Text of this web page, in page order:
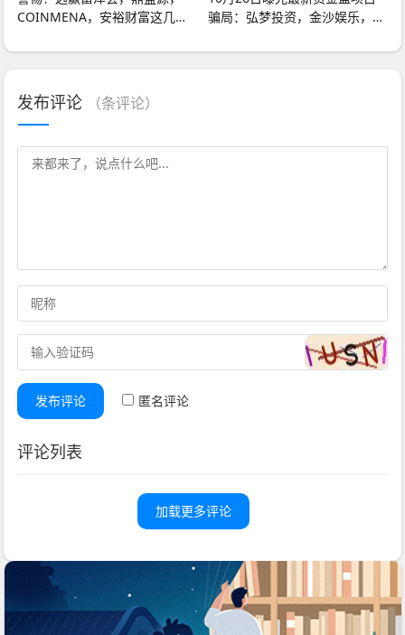
COINMENA，安裕财富这几个
骗局：弘梦投资，金沙娱乐，金
发布评论 （条评论）
发布评论 匿名评论
评论列表
加载更多评论